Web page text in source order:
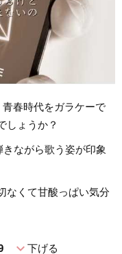
春時代をガラケーで
しょうか？
ながら歌う姿が印象
なくて甘酸っぱい気分
expand_more下げる